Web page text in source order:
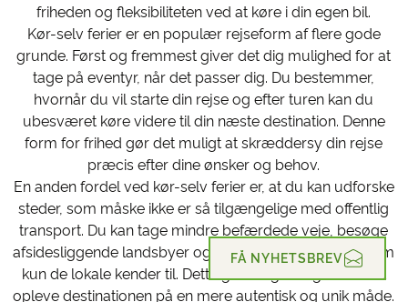
friheden og fleksibiliteten ved at køre i din egen bil.
Kør-selv ferier er en populær rejseform af flere gode
grunde. Først og fremmest giver det dig mulighed for at
tage på eventyr, når det passer dig. Du bestemmer,
hvornår du vil starte din rejse og efter turen kan du
ubesværet køre videre til din næste destination. Denne
form for frihed gør det muligt at skræddersy din rejse
præcis efter dine ønsker og behov.
En anden fordel ved kør-selv ferier er, at du kan udforske
steder, som måske ikke er så tilgængelige med offentlig
transport. Du kan tage mindre befærdede veje, besøge
afsidesliggende landsbyer og opdage skjulte perler, som
kun de lokale kender til. Dette giver dig mulighed for at
opleve destinationen på en mere autentisk og unik måde.
FÅ NYHETSBREV